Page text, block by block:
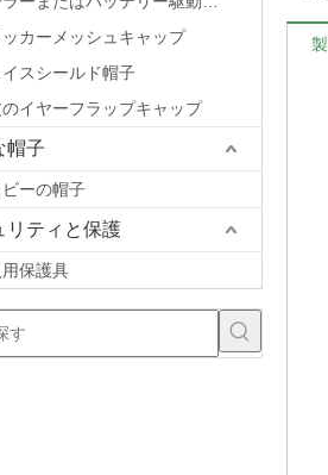
ッカーメッシュキャップ
スシールド帽子
イヤーフラップキャップ
帽子
ーの帽子
リティと保護
保護具